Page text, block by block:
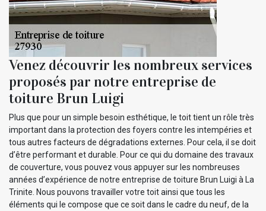
Venez découvrir les nombreux services
proposés par notre entreprise de
toiture Brun Luigi
Plus que pour un simple besoin esthétique, le toit tient un rôle très
important dans la protection des foyers contre les intempéries et
tous autres facteurs de dégradations externes. Pour cela, il se doit
d’être performant et durable. Pour ce qui du domaine des travaux
de couverture, vous pouvez vous appuyer sur les nombreuses
années d’expérience de notre entreprise de toiture Brun Luigi à La
Trinite. Nous pouvons travailler votre toit ainsi que tous les
éléments qui le compose que ce soit dans le cadre du neuf, de la